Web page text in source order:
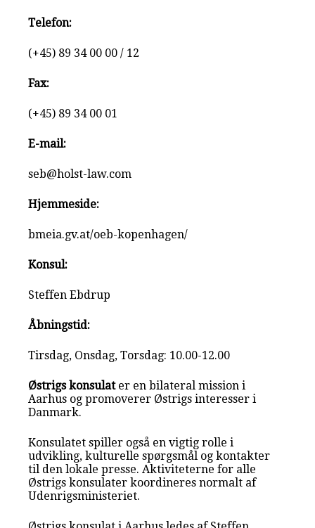
Telefon:
(+45) 89 34 00 00 / 12
Fax:
(+45) 89 34 00 01
E-mail:
seb@holst-law.com
Hjemmeside:
bmeia.gv.at/oeb-kopenhagen/
Konsul:
Steffen Ebdrup
Åbningstid:
Tirsdag, Onsdag, Torsdag: 10.00-12.00
Østrigs konsulater en bilateral mission i
Aarhus og promoverer Østrigs interesser i
Danmark.
Konsulatet spiller også en vigtig rolle i
udvikling, kulturelle spørgsmål og kontakter
til den lokale presse. Aktiviteterne for alle
Østrigs konsulater koordineres normalt af
Udenrigsministeriet.